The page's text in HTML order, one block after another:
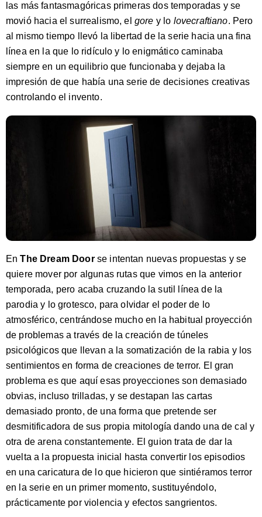
las más fantasmagóricas primeras dos temporadas y se
movió hacia el surrealismo, el gore y lo lovecraftiano. Pero
al mismo tiempo llevó la libertad de la serie hacia una fina
línea en la que lo ridículo y lo enigmático caminaba
siempre en un equilibrio que funcionaba y dejaba la
impresión de que había una serie de decisiones creativas
controlando el invento.
EnThe Dream Doorse intentan nuevas propuestas y se
quiere mover por algunas rutas que vimos en la anterior
temporada, pero acaba cruzando la sutil línea de la
parodia y lo grotesco, para olvidar el poder de lo
atmosférico, centrándose mucho en la habitual proyección
de problemas a través de la creación de túneles
psicológicos que llevan a la somatización de la rabia y los
sentimientos en forma de creaciones de terror. El gran
problema es que aquí esas proyecciones son demasiado
obvias, incluso trilladas, y se destapan las cartas
demasiado pronto, de una forma que pretende ser
desmitificadora de sus propia mitología dando una de cal y
otra de arena constantemente. El guion trata de dar la
vuelta a la propuesta inicial hasta convertir los episodios
en una caricatura de lo que hicieron que sintiéramos terror
en la serie en un primer momento, sustituyéndolo,
prácticamente por violencia y efectos sangrientos.